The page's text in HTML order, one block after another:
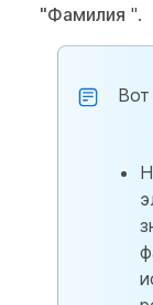
"Фамилия ".